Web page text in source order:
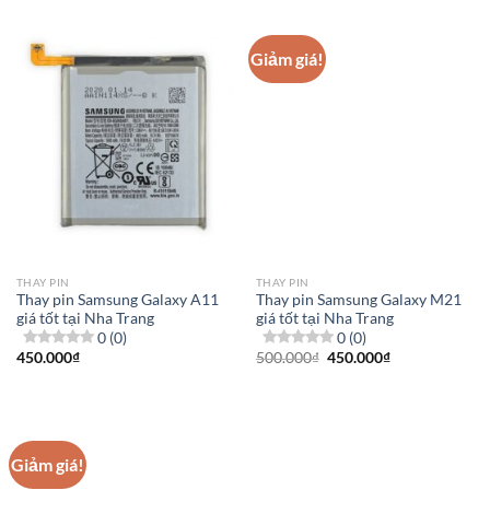
THAY PIN
Thay pin Samsung Galaxy A11
giá tốt tại Nha Trang
0 (0)
450.000₫
Giảm giá!
THAY PIN
Thay pin Samsung Galaxy M21
giá tốt tại Nha Trang
0 (0)
500.000₫ Giá
450.000₫Giá
Giảm giá!